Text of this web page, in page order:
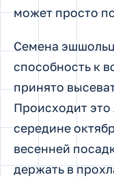
может просто
Семена
способность к
принято
Происходит это
середине
весенней
держать в